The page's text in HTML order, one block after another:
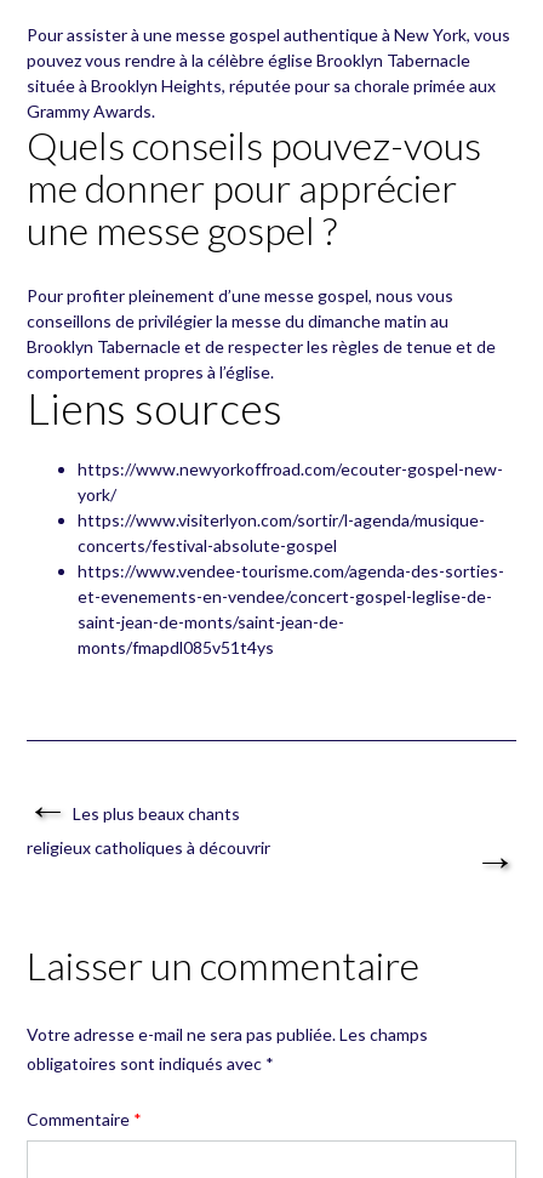
Pour assister à une messe gospel authentique à New York, vous
pouvez vous rendre à la célèbre église Brooklyn Tabernacle
située à Brooklyn Heights, réputée pour sa chorale primée aux
Grammy Awards.
Quels conseils pouvez-vous
me donner pour apprécier
une messe gospel ?
Pour profiter pleinement d’une messe gospel, nous vous
conseillons de privilégier la messe du dimanche matin au
Brooklyn Tabernacle et de respecter les règles de tenue et de
comportement propres à l’église.
Liens sources
https://www.newyorkoffroad.com/ecouter-gospel-new-
york/
https://www.visiterlyon.com/sortir/l-agenda/musique-
concerts/festival-absolute-gospel
https://www.vendee-tourisme.com/agenda-des-sorties-
et-evenements-en-vendee/concert-gospel-leglise-de-
saint-jean-de-monts/saint-jean-de-
monts/fmapdl085v51t4ys
navigation
→
← Les plus beaux chants
religieux catholiques à découvrir
Laisser un commentaire
Votre adresse e-mail ne sera pas publiée.Les champs
obligatoires sont indiqués avec *
Commentaire *